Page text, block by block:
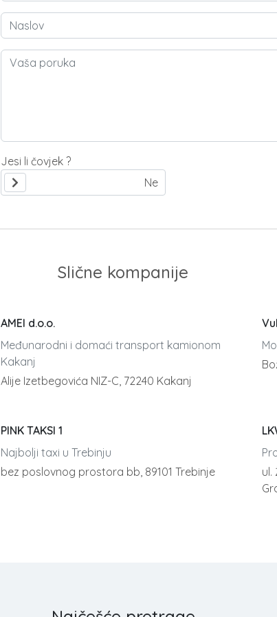
Jesi li čovjek ?
Slične kompanije
AMEI d.o.o.
Međunarodni i domaći transport kamionom
Kakanj
Alije Izetbegovića NIZ-C, 72240 Kakanj
PINK TAKSI 1
Najbolji taxi u Trebinju
bez poslovnog prostora bb, 89101 Trebinje
ul.